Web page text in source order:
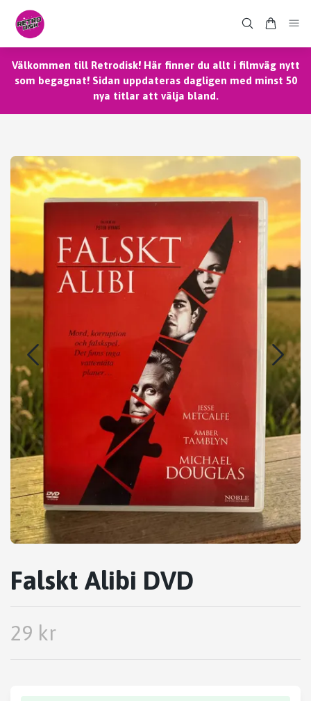
Välkommen till Retrodisk! Här finner du allt i filmväg nytt
som begagnat! Sidan uppdateras dagligen med minst 50
nya titlar att välja bland.
Falskt Alibi DVD
29 kr